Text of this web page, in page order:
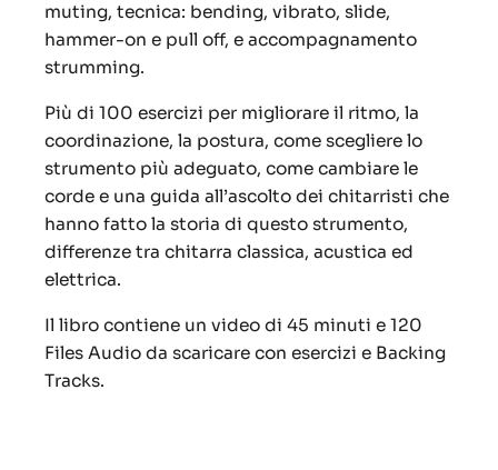
muting, tecnica: bending, vibrato, slide,
hammer-on e pull off, e accompagnamento
strumming.
Più di 100 esercizi per migliorare il ritmo, la
coordinazione, la postura, come scegliere lo
strumento più adeguato, come cambiare le
corde e una guida all’ascolto dei chitarristi che
hanno fatto la storia di questo strumento,
differenze tra chitarra classica, acustica ed
elettrica.
Il libro contiene un video di 45 minuti e 120
Files Audio da scaricare con esercizi e Backing
Tracks.